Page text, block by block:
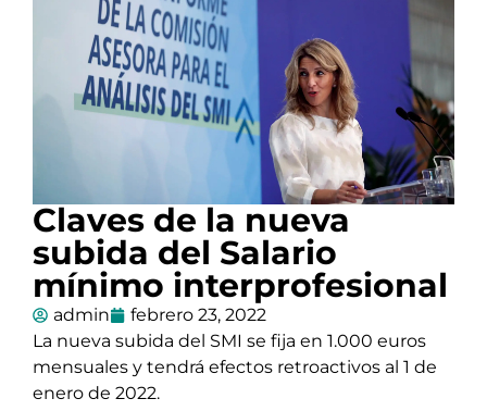
Claves de la nueva
subida del Salario
mínimo interprofesional
admin
febrero 23, 2022
La nueva subida del SMI se fija en 1.000 euros
mensuales y tendrá efectos retroactivos al 1 de
enero de 2022.